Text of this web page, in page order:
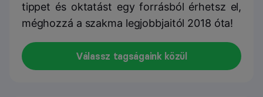
tippet és oktatást egy forrásból érhetsz el,
méghozzá a szakma legjobbjaitól 2018 óta!
Válassz tagságaink közül